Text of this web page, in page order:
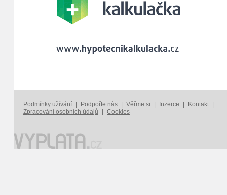
Podmínky užívání Podpořte nás Věřme si Inzerce Kontakt
Zpracování osobních údajů
Cookies